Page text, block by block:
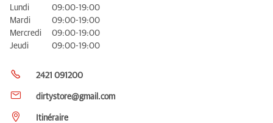
Lundi
09:00-19:00
Mardi
09:00-19:00
Mercredi
09:00-19:00
Jeudi
09:00-19:00
2421 091200
dirtystore@gmail.com
Itinéraire